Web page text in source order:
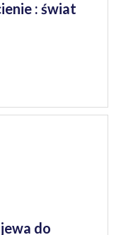
: świat
do